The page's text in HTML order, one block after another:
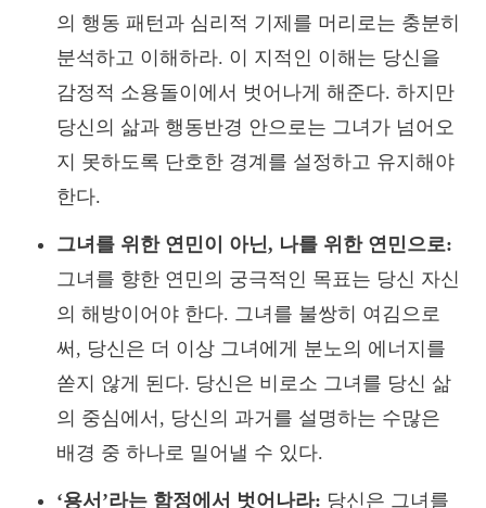
의 행동 패턴과 심리적 기제를 머리로는 충분히
분석하고 이해하라. 이 지적인 이해는 당신을
감정적 소용돌이에서 벗어나게 해준다. 하지만
당신의 삶과 행동반경 안으로는 그녀가 넘어오
지 못하도록 단호한 경계를 설정하고 유지해야
한다.
그녀를 위한 연민이 아닌, 나를 위한 연민으로:
그녀를 향한 연민의 궁극적인 목표는 당신 자신
의 해방이어야 한다. 그녀를 불쌍히 여김으로
써, 당신은 더 이상 그녀에게 분노의 에너지를
쏟지 않게 된다. 당신은 비로소 그녀를 당신 삶
의 중심에서, 당신의 과거를 설명하는 수많은
배경 중 하나로 밀어낼 수 있다.
‘용서’라는 함정에서 벗어나라: 당신은 그녀를